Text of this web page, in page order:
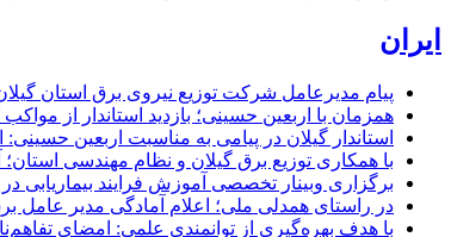
ایران
پیام مدیرعامل شركت توزیع نیروی برق استان
همزمان با اربعین حسینی؛ بازدید استاندار از
استاندار گیلان در پیامی به مناسبت اربعین
با همکاری توزیع برق گیلان و نظام مهندسی
برگزاری وبینار تخصصی آموزش فرایند بیماریابی
در راستای همدلی ملی؛ اعلام آمادگی مدیر عامل
با هدف بهره‌گیری از توانمندی علمی: امضای